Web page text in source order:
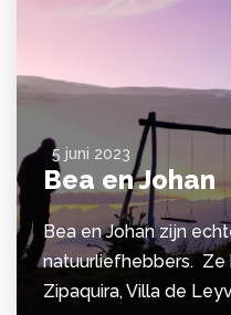
5 juni 2023
Bea en Johan
Bea en Johan zijn
natuurliefhebbers. Ze
Zipaquira, Villa de